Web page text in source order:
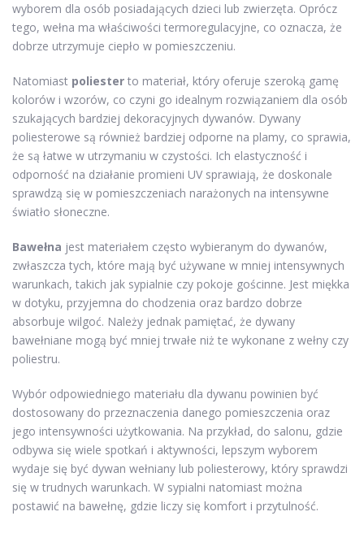
wyborem dla osób posiadających dzieci lub zwierzęta. Oprócz
tego, wełna ma właściwości termoregulacyjne, co oznacza, że
dobrze utrzymuje ciepło w pomieszczeniu.
Natomiast poliester to materiał, który oferuje szeroką gamę
kolorów i wzorów, co czyni go idealnym rozwiązaniem dla osób
szukających bardziej dekoracyjnych dywanów. Dywany
poliesterowe są również bardziej odporne na plamy, co sprawia,
że są łatwe w utrzymaniu w czystości. Ich elastyczność i
odporność na działanie promieni UV sprawiają, że doskonale
sprawdzą się w pomieszczeniach narażonych na intensywne
światło słoneczne.
Bawełna jest materiałem często wybieranym do dywanów,
zwłaszcza tych, które mają być używane w mniej intensywnych
warunkach, takich jak sypialnie czy pokoje gościnne. Jest miękka
w dotyku, przyjemna do chodzenia oraz bardzo dobrze
absorbuje wilgoć. Należy jednak pamiętać, że dywany
bawełniane mogą być mniej trwałe niż te wykonane z wełny czy
poliestru.
Wybór odpowiedniego materiału dla dywanu powinien być
dostosowany do przeznaczenia danego pomieszczenia oraz
jego intensywności użytkowania. Na przykład, do salonu, gdzie
odbywa się wiele spotkań i aktywności, lepszym wyborem
wydaje się być dywan wełniany lub poliesterowy, który sprawdzi
się w trudnych warunkach. W sypialni natomiast można
postawić na bawełnę, gdzie liczy się komfort i przytulność.